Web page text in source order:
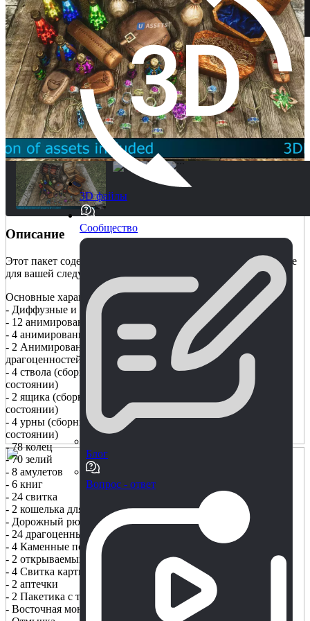
3D файлы
Сообщество
Блог
Вопрос - ответ
Описание
Этот пакет содержит 298 сборных элементов Fantasy Treasure
для вашей следующей игры.
Основные характеристики:
- Диффузные и нормальные карты
- 12 анимированных деревянных сундуков
- 4 анимированных каменных сундука
- 2 Анимированные деревянные шкатулки для
драгоценностей
- 4 ствола (сборные конструкции в исправном и сломанном
состоянии)
- 2 ящика (сборные конструкции в исправном и сломанном
состоянии)
- 4 урны (сборные конструкции в исправном и сломанном
состоянии)
- 78 колец
- 70 зелий
- 8 амулетов
- 6 книг
- 24 свитка
- 2 кошелька для монет
- Дорожный рюкзак
- 24 драгоценных камня
- 4 Каменные подставки для книг
- 2 открываемых витрины для прокрутки
- 4 Свитка карты
- 2 аптечки
- 2 Пакетика с травами
- Восточная монета